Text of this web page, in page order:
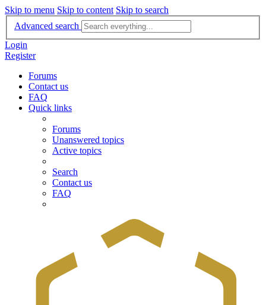
Skip to menu Skip to content Skip to search
Advanced search
Login
Register
Forums
Contact us
FAQ
Quick links
Forums
Unanswered topics
Active topics
Search
Contact us
FAQ